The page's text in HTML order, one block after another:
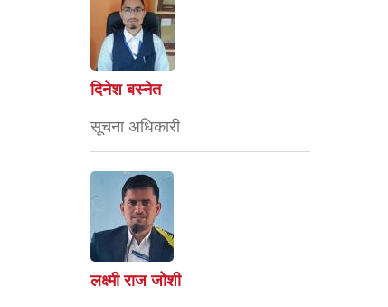
दिनेश बस्नेत
सूचना अधिकारी
लक्ष्मी राज जोशी